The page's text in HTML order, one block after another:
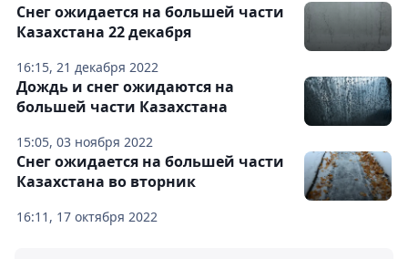
16:15, 21 декабря 2022
Снег ожидается на большей части
Казахстана 22 декабря
15:05, 03 ноября 2022
Дождь и снег ожидаются на
большей части Казахстана
16:11, 17 октября 2022
Снег ожидается на большей части
Казахстана во вторник